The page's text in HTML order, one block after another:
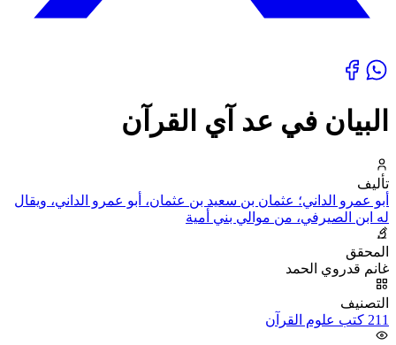
البيان في عد آي القرآن
تأليف
أبو عمرو الداني؛ عثمان بن سعيد بن عثمان، أبو عمرو الداني، ويقال
له ابن الصيرفي، من موالي بني أمية
المحقق
غانم قدروي الحمد
التصنيف
211 كتب علوم القرآن